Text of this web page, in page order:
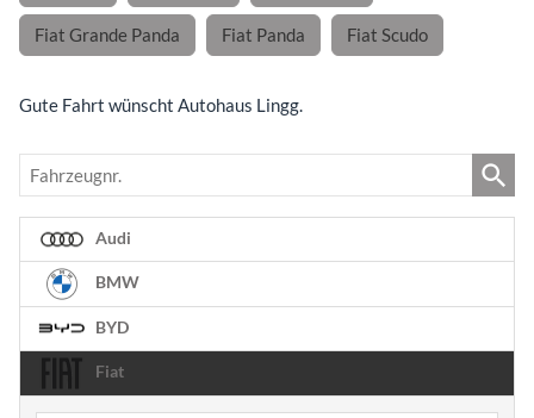
Fiat Grande Panda Fiat Panda Fiat Scudo
Gute Fahrt wünscht Autohaus Lingg.
Fahrzeugnr.
Audi
BMW
BYD
Fiat